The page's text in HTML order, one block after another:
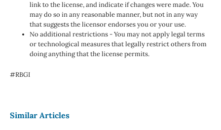
link to the license, and indicate if changes were made. You
may do so in any reasonable manner, but not in any way
that suggests the licensor endorses you or your use.
No additional restrictions - You may not apply legal terms
or technological measures that legally restrict others from
doing anything that the license permits.
#RBGI
Similar Articles